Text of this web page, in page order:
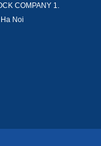
COMPANY 1.
Noi